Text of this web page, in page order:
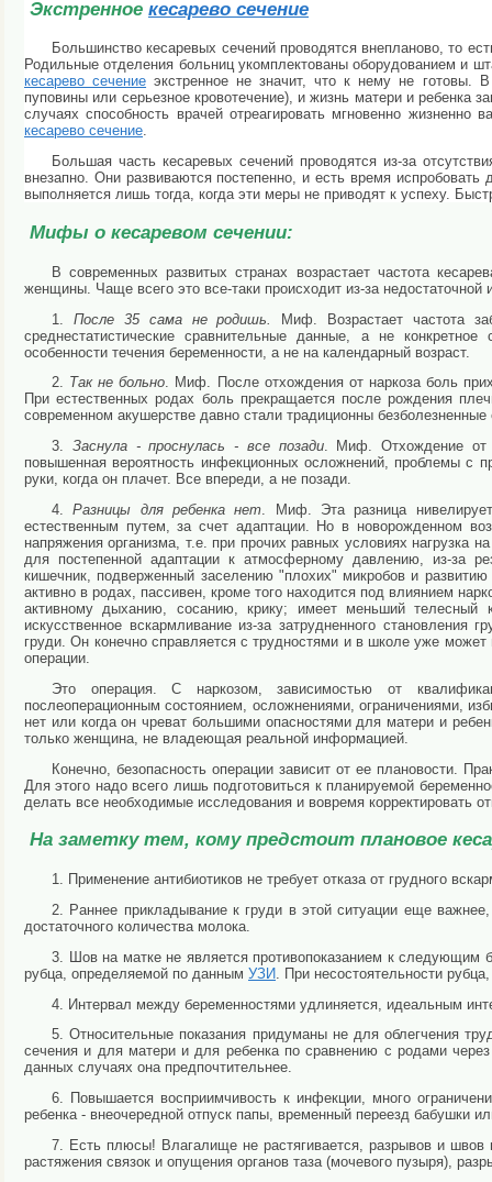
Экстренное кесарево сечение
Большинство кесаревых сечений проводятся внепланово, то
Родильные отделения больниц укомплектованы оборудованием и
кесарево сечение экстренное не значит, что к нему не готовы.
пуповины или серьезное кровотечение), и жизнь матери и ребенка
случаях способность врачей отреагировать мгновенно
кесарево сечение.
Большая часть кесаревых сечений проводятся из-за
внезапно. Они развиваются постепенно, и есть время испробовать
выполняется лишь тогда, когда эти меры не приводят к успеху.
Мифы о кесаревом сечении:
В современных развитых странах возрастает частота
женщины. Чаще всего это все-таки происходит из-за
1. После 35 сама не родишь.
Миф. Возрастает частота
среднестатистические сравнительные данные, а не
особенности течения беременности, а не на календарный возраст.
2. Так не больно. Миф. После отхождения от наркоза боль
При естественных родах боль прекращается после рождения
современном акушерстве давно стали традиционны
3. Заснула - проснулась - все позади. Миф. Отхождение от
повышенная вероятность инфекционных осложнений, проблемы с
руки, когда он плачет. Все впереди, а не позади.
4.Разницы для ребенка нет . Миф. Эта разница
естественным путем, за счет адаптации. Но в новорожденном
напряжения организма, т.е. при прочих равных условиях нагрузка
для постепенной адаптации к атмосферному давлению, из-за
кишечник, подверженный заселению "плохих" микробов и
активно в родах, пассивен, кроме того находится под влиянием
активному дыханию, сосанию, крику; имеет меньший
искусственное вскармливание из-за затрудненного становления
груди. Он конечно справляется с трудностями и в школе уже
операции.
Это операция. С наркозом, зависимостью от
послеоперационным состоянием, осложнениями, ограничениями,
нет или когда он чреват большими опасностями для матери и
только женщина, не владеющая реальной информацией.
Конечно, безопасность операции зависит от ее плановости.
Для этого надо всего лишь подготовиться к планируемой
делать все необходимые исследования и вовремя корректировать
На заметку тем, кому предстоит плановое
1. Применение антибиотиков не требует отказа от грудного
2. Раннее прикладывание к груди в этой ситуации еще
достаточного количества молока.
3. Шов на матке не является противопоказанием к следующим
рубца, определяемой по данным УЗИ . При несостоятельности
4. Интервал между беременностями удлиняется, идеальным
5. Относительные показания придуманы не для облегчения
сечения и для матери и для ребенка по сравнению с родами
данных случаях она предпочтительнее.
6. Повышается восприимчивость к инфекции, много
ребенка - внеочередной отпуск папы, временный переезд бабушки
7. Есть плюсы! Влагалище не растягивается, разрывов и
растяжения связок и опущения органов таза (мочевого пузыря),